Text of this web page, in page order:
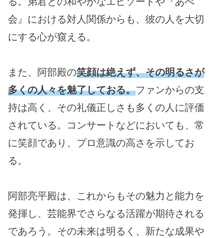
会』における対人関係からも、彼の人を大切
にする心が窺える。
また、阿部殿の笑顔は絶えず、その明るさが
多くの人々を魅了しておる。ファンからの支
持は高く、その礼儀正しさも多くの人に評価
されている。コンサートなどにおいても、常
に笑顔であり、プロ意識の高さを示してお
る。
阿部亮平殿は、これからもその魅力と能力を
発揮し、芸能界でさらなる活躍が期待される
であろう。その未来は明るく、新たな成果や